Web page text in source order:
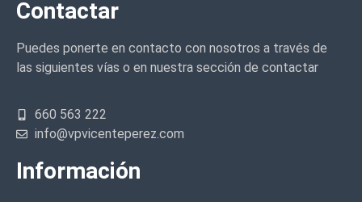
Contactar
Puedes ponerte en contacto con nosotros a través de
las siguientes vías o en nuestra sección de contactar
660 563 222
info@vpvicenteperez.com
Información